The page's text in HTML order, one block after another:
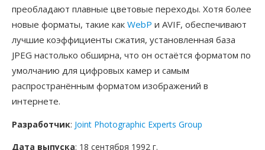
преобладают плавные цветовые переходы. Хотя более
новые форматы, такие как WebP и AVIF, обеспечивают
лучшие коэффициенты сжатия, установленная база
JPEG настолько обширна, что он остаётся форматом по
умолчанию для цифровых камер и самым
распространённым форматом изображений в
интернете.
Разработчик: Joint Photographic Experts Group
Дата выпуска: 18 сентября 1992 г.